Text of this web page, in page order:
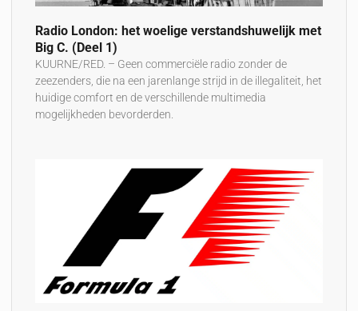
Radio London: het woelige verstandshuwelijk met
Big C. (Deel 1)
KUURNE/RED. – Geen commerciële radio zonder de
zeezenders, die na een jarenlange strijd in de illegaliteit, het
huidige comfort en de verschillende multimedia
mogelijkheden bevorderden.